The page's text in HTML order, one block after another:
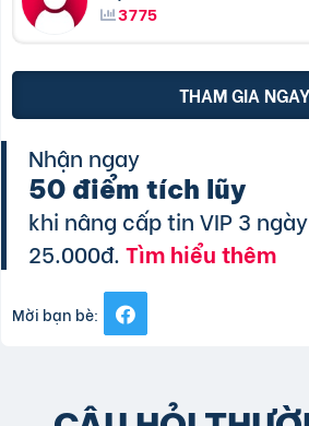
3775
THAM GIA NGAY
Nhận ngay
50 điểm tích lũy
khi nâng cấp tin VIP 3
25.000đ.Tìm hiểu thêm
Mời bạn bè: